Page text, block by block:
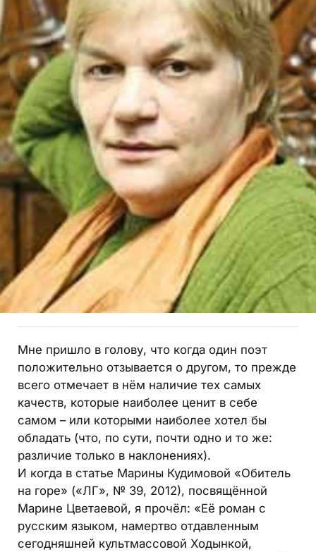
Мне пришло в голову, что когда один поэт
положительно отзывается о другом, то прежде
всего отмечает в нём наличие тех самых
качеств, которые наиболее ценит в себе
самом – или которыми наиболее хотел бы
обладать (что, по сути, почти одно и то же:
различие только в наклонениях).
И когда в статье Марины Кудимовой «Обитель
на горе» («ЛГ», № 39, 2012), посвящённой
Марине Цветаевой, я прочёл: «Её роман с
русским языком, намертво отдавленным
сегодняшней культмассовой Ходынкой,